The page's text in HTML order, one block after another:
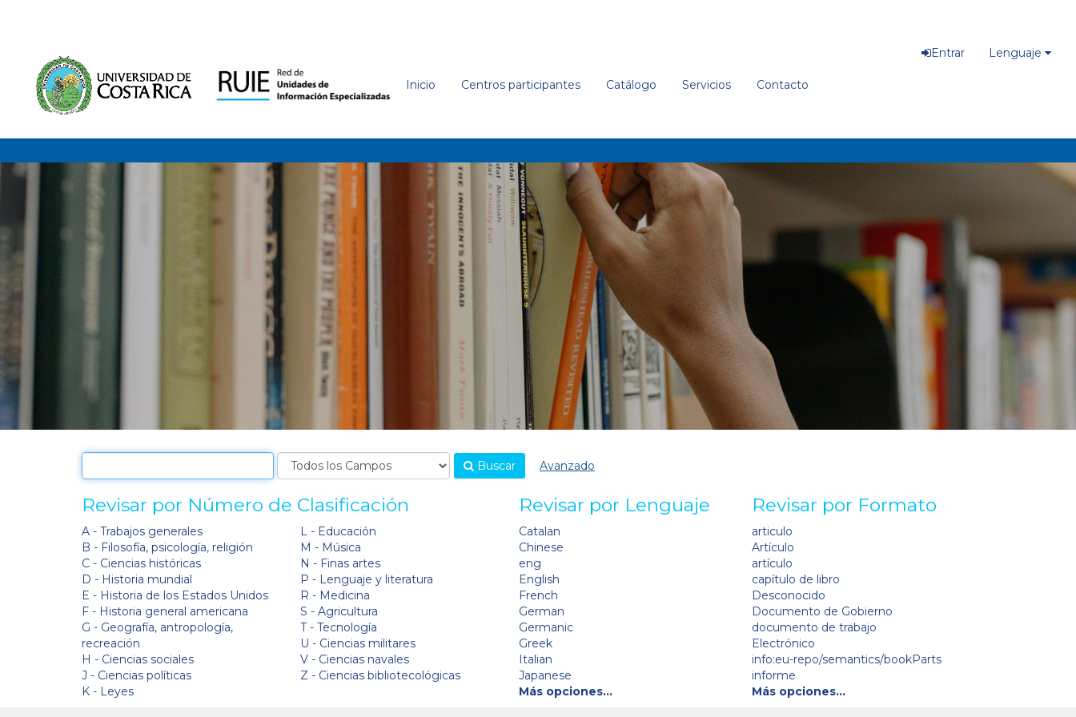
Inicio Centros participantes Catálogo Servicios Contacto
Entrar Lenguaje
Buscar Avanzado
Revisar por Número de Clasificación
A - Trabajos generales
B - Filosofía, psicología, religión
C - Ciencias históricas
D - Historia mundial
E - Historia de los Estados Unidos
F - Historia general americana
G - Geografía, antropología,
recreación
H - Ciencias sociales
J - Ciencias políticas
K - Leyes
L - Educación
M - Música
N - Finas artes
P - Lenguaje y literatura
R - Medicina
S - Agricultura
T - Tecnología
U - Ciencias militares
V - Ciencias navales
Z - Ciencias bibliotecológicas
Revisar por Lenguaje
Catalan
Chinese
eng
English
French
German
Germanic
Greek
Italian
Japanese
Más opciones…
Revisar por Formato
articulo
Artículo
artículo
capítulo de libro
Desconocido
Documento de Gobierno
documento de trabajo
Electrónico
info:eu-repo/semantics/bookParts
informe
Más opciones…